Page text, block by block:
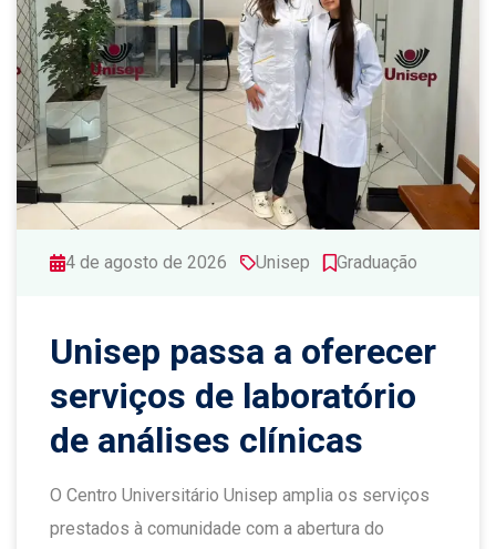
4 de agosto de 2026 Unisep Graduação
Unisep passa a oferecer
serviços de laboratório
de análises clínicas
O Centro Universitário Unisep amplia os serviços
prestados à comunidade com a abertura do